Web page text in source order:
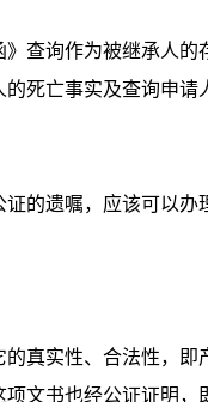
查询作为被继承人的
死亡事实及查询申请
的遗嘱，应该可以办
真实性、合法性，即
文书也经公证证明，